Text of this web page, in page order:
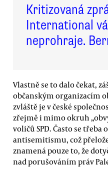
Kritizovaná
International
neprohraje.
Vlastně se to dalo čekat,
občanským organizacím
zvláště je v české
zřejmě i mimo okruh
voličů SPD. Často se třeba
antisemitismu, což
znamená pouze to, že
nad porušováním práv